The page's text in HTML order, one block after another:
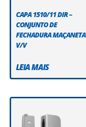
CAPA 1510/11 DIR –
CONJUNTO DE
FECHADURA MAÇANETA
V/V
LEIA MAIS